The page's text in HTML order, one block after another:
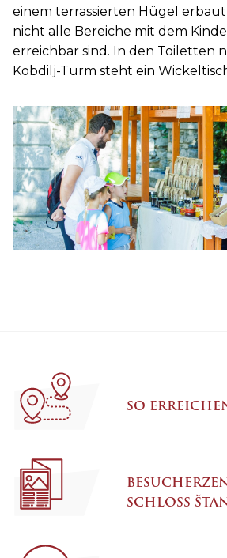
einem terrassierten Hügel erbaut
nicht alle Bereiche mit dem
erreichbar sind. In den Toiletten
Kobdilj-Turm steht ein
SO
SCHLOSS